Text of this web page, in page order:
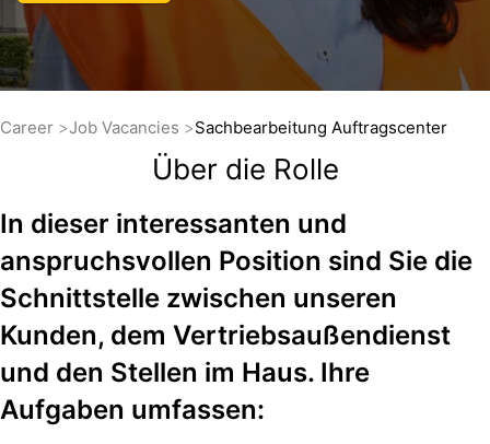
Career Job Vacancies Sachbearbeitung Auftragscenter
Über die Rolle
In dieser interessanten und
anspruchsvollen Position sind Sie die
Schnittstelle zwischen unseren
Kunden, dem Vertriebsaußendienst
und den Stellen im Haus. Ihre
Aufgaben umfassen: